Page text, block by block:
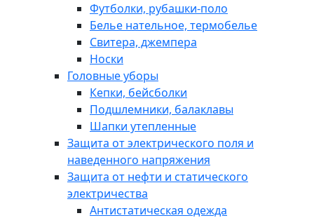
Футболки, рубашки-поло
Белье нательное, термобелье
Свитера, джемпера
Носки
Головные уборы
Кепки, бейсболки
Подшлемники, балаклавы
Шапки утепленные
Защита от электрического поля и
наведенного напряжения
Защита от нефти и статического
электричества
Антистатическая одежда